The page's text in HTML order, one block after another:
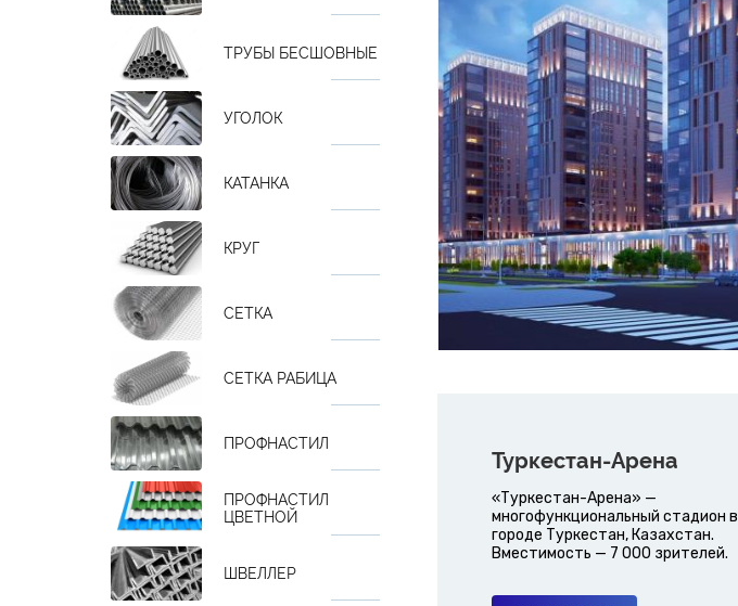
ТРУБЫ БЕСШОВНЫЕ
УГОЛОК
КАТАНКА
КРУГ
СЕТКА
СЕТКА РАБИЦА
ПРОФНАСТИЛ
ПРОФНАСТИЛ
ЦВЕТНОЙ
ШВЕЛЛЕР
Туркестан-Арена
«Туркестан-Арена» —
многофункциональный стадион в
городе Туркестан, Казахстан.
Вместимость — 7 000 зрителей.